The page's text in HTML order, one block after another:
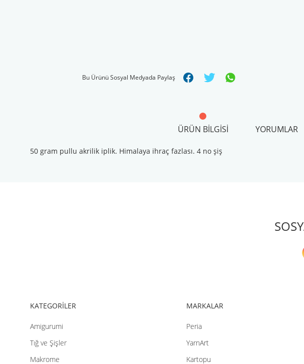
Bu Ürünü Sosyal Medyada Paylaş
ÜRÜN BILGISI YORUMLAR
50 gram pullu akrilik iplik. Himalaya ihraç fazlası. 4 no şiş
KATEGORİLER
Amigurumi
Tığ ve Şişler
Makrome
MARKALAR
Peria
YarnArt
Kartopu